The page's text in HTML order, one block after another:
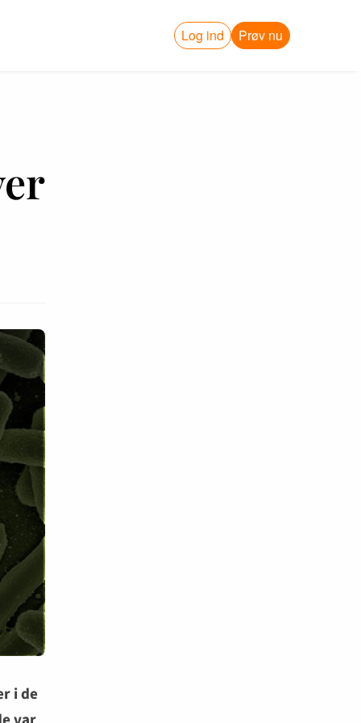
Log ind Prøv nu
i de